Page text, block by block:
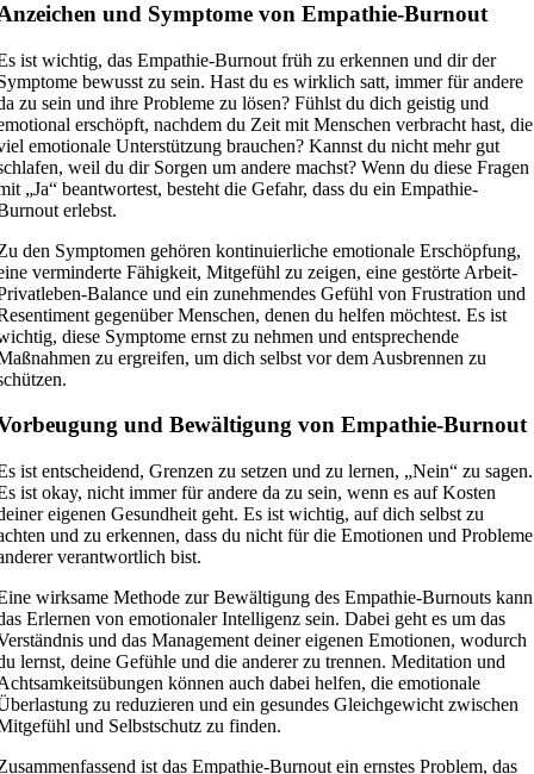
und Symptome von Empathie-Burnout
ist wichtig, das Empathie-Burnout früh zu erkennen und dir der
bewusst zu sein. Hast du es wirklich satt, immer für andere
zu sein und ihre Probleme zu lösen? Fühlst du dich geistig und
erschöpft, nachdem du Zeit mit Menschen verbracht hast, die
emotionale Unterstützung brauchen? Kannst du nicht mehr gut
weil du dir Sorgen um andere machst? Wenn du diese Fragen
„Ja“ beantwortest, besteht die Gefahr, dass du ein Empathie-
erlebst.
den Symptomen gehören kontinuierliche emotionale Erschöpfung,
verminderte Fähigkeit, Mitgefühl zu zeigen, eine gestörte Arbeit-
Balance und ein zunehmendes Gefühl von Frustration und
gegenüber Menschen, denen du helfen möchtest. Es ist
diese Symptome ernst zu nehmen und entsprechende
zu ergreifen, um dich selbst vor dem Ausbrennen zu
und Bewältigung von Empathie-Burnout
ist entscheidend, Grenzen zu setzen und zu lernen, „Nein“ zu sagen.
ist okay, nicht immer für andere da zu sein, wenn es auf Kosten
eigenen Gesundheit geht. Es ist wichtig, auf dich selbst zu
und zu erkennen, dass du nicht für die Emotionen und Probleme
verantwortlich bist.
wirksame Methode zur Bewältigung des Empathie-Burnouts kann
Erlernen von emotionaler Intelligenz sein. Dabei geht es um das
und das Management deiner eigenen Emotionen, wodurch
lernst, deine Gefühle und die anderer zu trennen. Meditation und
können auch dabei helfen, die emotionale
zu reduzieren und ein gesundes Gleichgewicht zwischen
und Selbstschutz zu finden.
ist das Empathie-Burnout ein ernstes Problem, das